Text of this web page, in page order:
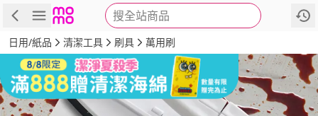
搜全站商品
商品 評價 詳情
日用/紙品 清潔工具 刷具 萬用刷